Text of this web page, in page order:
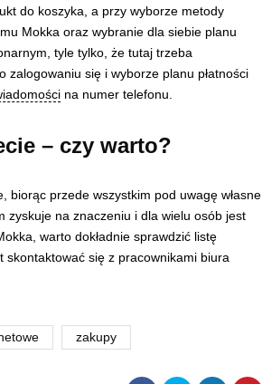
do koszyka, a przy wyborze metody
Mokka oraz wybranie dla siebie planu
tyle tylko, że tutaj trzeba
się i wyborze planu płatności
na numer telefonu.
– czy warto?
biorąc przede wszystkim pod uwagę własne
zyskuje na znaczeniu i dla wielu osób jest
warto dokładnie sprawdzić listę
skontaktować się z pracownikami biura
zakupy